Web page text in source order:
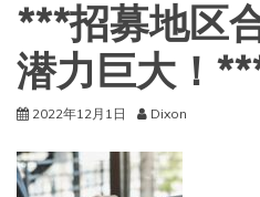
***招募地区
潜力巨大！
2022年12月1日 Dixon